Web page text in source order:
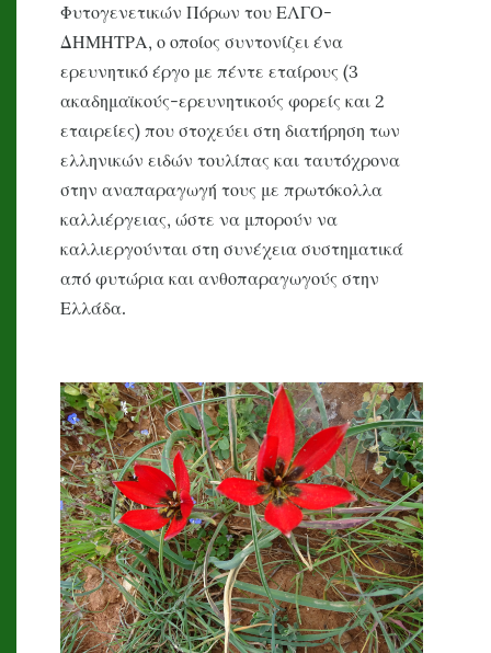
Φυτογενετικών Πόρων του ΕΛΓΟ-
ΔΗΜΗΤΡΑ, ο οποίος συντονίζει ένα
ερευνητικό έργο με πέντε εταίρους (3
ακαδημαϊκούς-ερευνητικούς φορείς και 2
εταιρείες) που στοχεύει στη διατήρηση των
ελληνικών ειδών τουλίπας και ταυτόχρονα
στην αναπαραγωγή τους με πρωτόκολλα
καλλιέργειας, ώστε να μπορούν να
καλλιεργούνται στη συνέχεια συστηματικά
από φυτώρια και ανθοπαραγωγούς στην
Ελλάδα.